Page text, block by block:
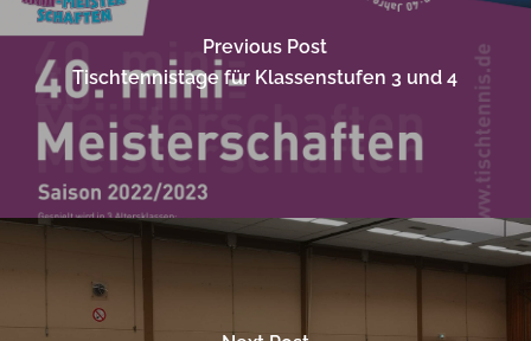
Previous Post
Tischtennistage für Klassenstufen 3 und 4